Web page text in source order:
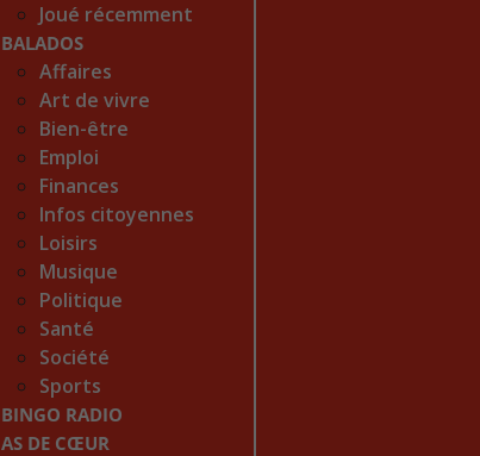
Joué récemment
BALADOS
Affaires
Art de vivre
Bien-être
Emploi
Finances
Infos citoyennes
Loisirs
Musique
Politique
Santé
Société
Sports
BINGO RADIO
AS DE CŒUR